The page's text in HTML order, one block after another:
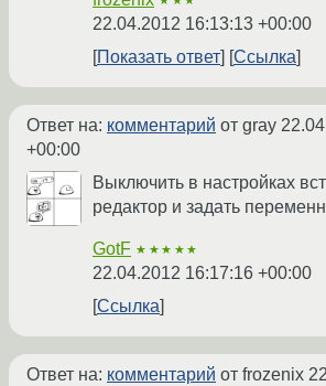
22.04.2012 16:13:13 +00:00
Показать ответ
Ссылка
Ответ на: комментарий от gray
+00:00
Выключить в настройках
редактор и задать
GotF ★★★★★
22.04.2012 16:17:16 +00:00
Ссылка
Ответ на: комментарий от frozenix